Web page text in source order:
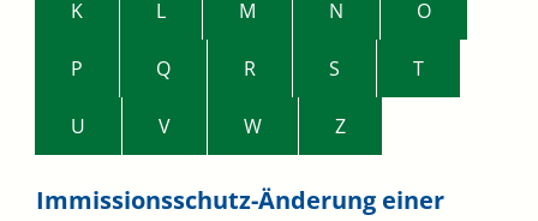
K L M N O
P Q R S T
U V W Z
Immissionsschutz-Änderung einer